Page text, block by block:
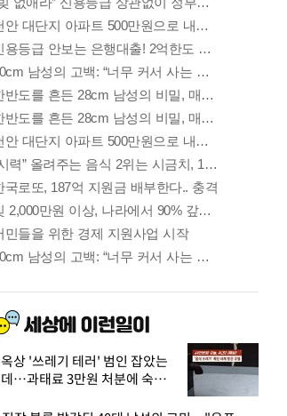
옥상 '쓰레기 테러' 범인 잡았는
데…과태료 3만원 처분에 숙박업